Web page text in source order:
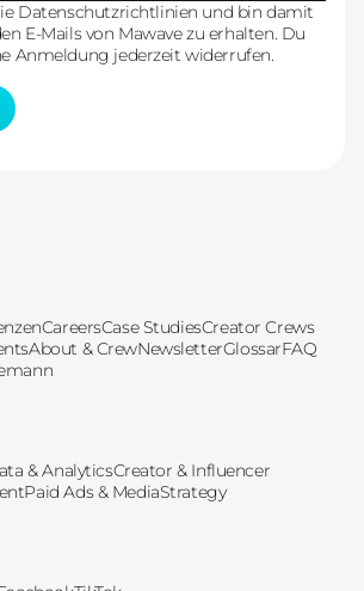
Datenschutzrichtlinien und bin damit
E-Mails von Mawave zu erhalten. Du
Anmeldung jederzeit widerrufen.
CareersCase StudiesCreator Crews
About & CrewNewsletterGlossarFAQ
& AnalyticsCreator & Influencer
Paid Ads & MediaStrategy